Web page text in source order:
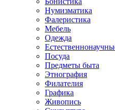
Нумизматика
Фалеристика
Мебель
Одежда
Посуда
Предметы быта
Этнография
Филателия
Графика
Живопись